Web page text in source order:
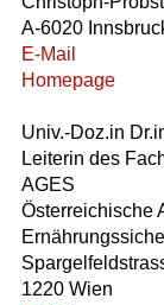
A-6020
E-Mail
Homepage
Univ.-Doz.in
Leiterin des
AGES
Österreichische
1220 Wien